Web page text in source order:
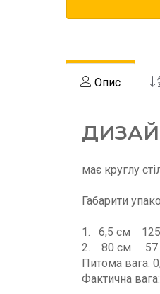
Опис
має круглу
Габарити
1. 6,5 см
2. 80 см 57
Питома вага:
Фактична